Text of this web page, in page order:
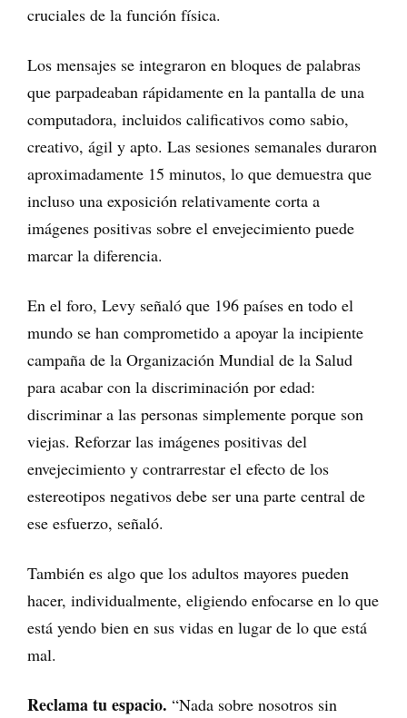
cruciales de la función física.
Los mensajes se integraron en bloques de palabras
que parpadeaban rápidamente en la pantalla de una
computadora, incluidos calificativos como sabio,
creativo, ágil y apto. Las sesiones semanales duraron
aproximadamente 15 minutos, lo que demuestra que
incluso una exposición relativamente corta a
imágenes positivas sobre el envejecimiento puede
marcar la diferencia.
En el foro, Levy señaló que 196 países en todo el
mundo se han comprometido a apoyar la incipiente
campaña de la Organización Mundial de la Salud
para acabar con la discriminación por edad:
discriminar a las personas simplemente porque son
viejas. Reforzar las imágenes positivas del
envejecimiento y contrarrestar el efecto de los
estereotipos negativos debe ser una parte central de
ese esfuerzo, señaló.
También es algo que los adultos mayores pueden
hacer, individualmente, eligiendo enfocarse en lo que
está yendo bien en sus vidas en lugar de lo que está
mal.
Reclama tu espacio. “Nada sobre nosotros sin